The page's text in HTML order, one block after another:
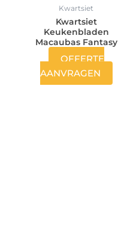
Kwartsiet
Kwartsiet
Keukenbladen
Macaubas Fantasy
OFFERTE
AANVRAGEN